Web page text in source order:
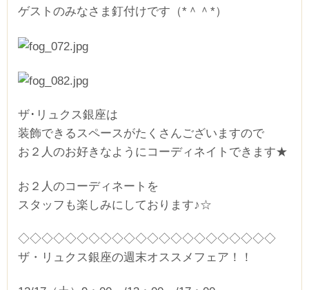
ゲストのみなさま釘付けです（*＾＾*）
ザ･リュクス銀座は
装飾できるスペースがたくさんございますので
お２人のお好きなようにコーディネイトできます★
お２人のコーディネートを
スタッフも楽しみにしております♪☆
◇◇◇◇◇◇◇◇◇◇◇◇◇◇◇◇◇◇◇◇◇◇
ザ・リュクス銀座の週末オススメフェア！！